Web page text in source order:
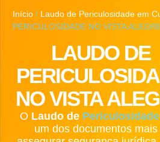
Início / Laudo de Periculosidade em
PERICULOSIDADE NO VISTA
LAUDO DE
NO VISTA
O Laudo de Periculosidade
um dos documentos